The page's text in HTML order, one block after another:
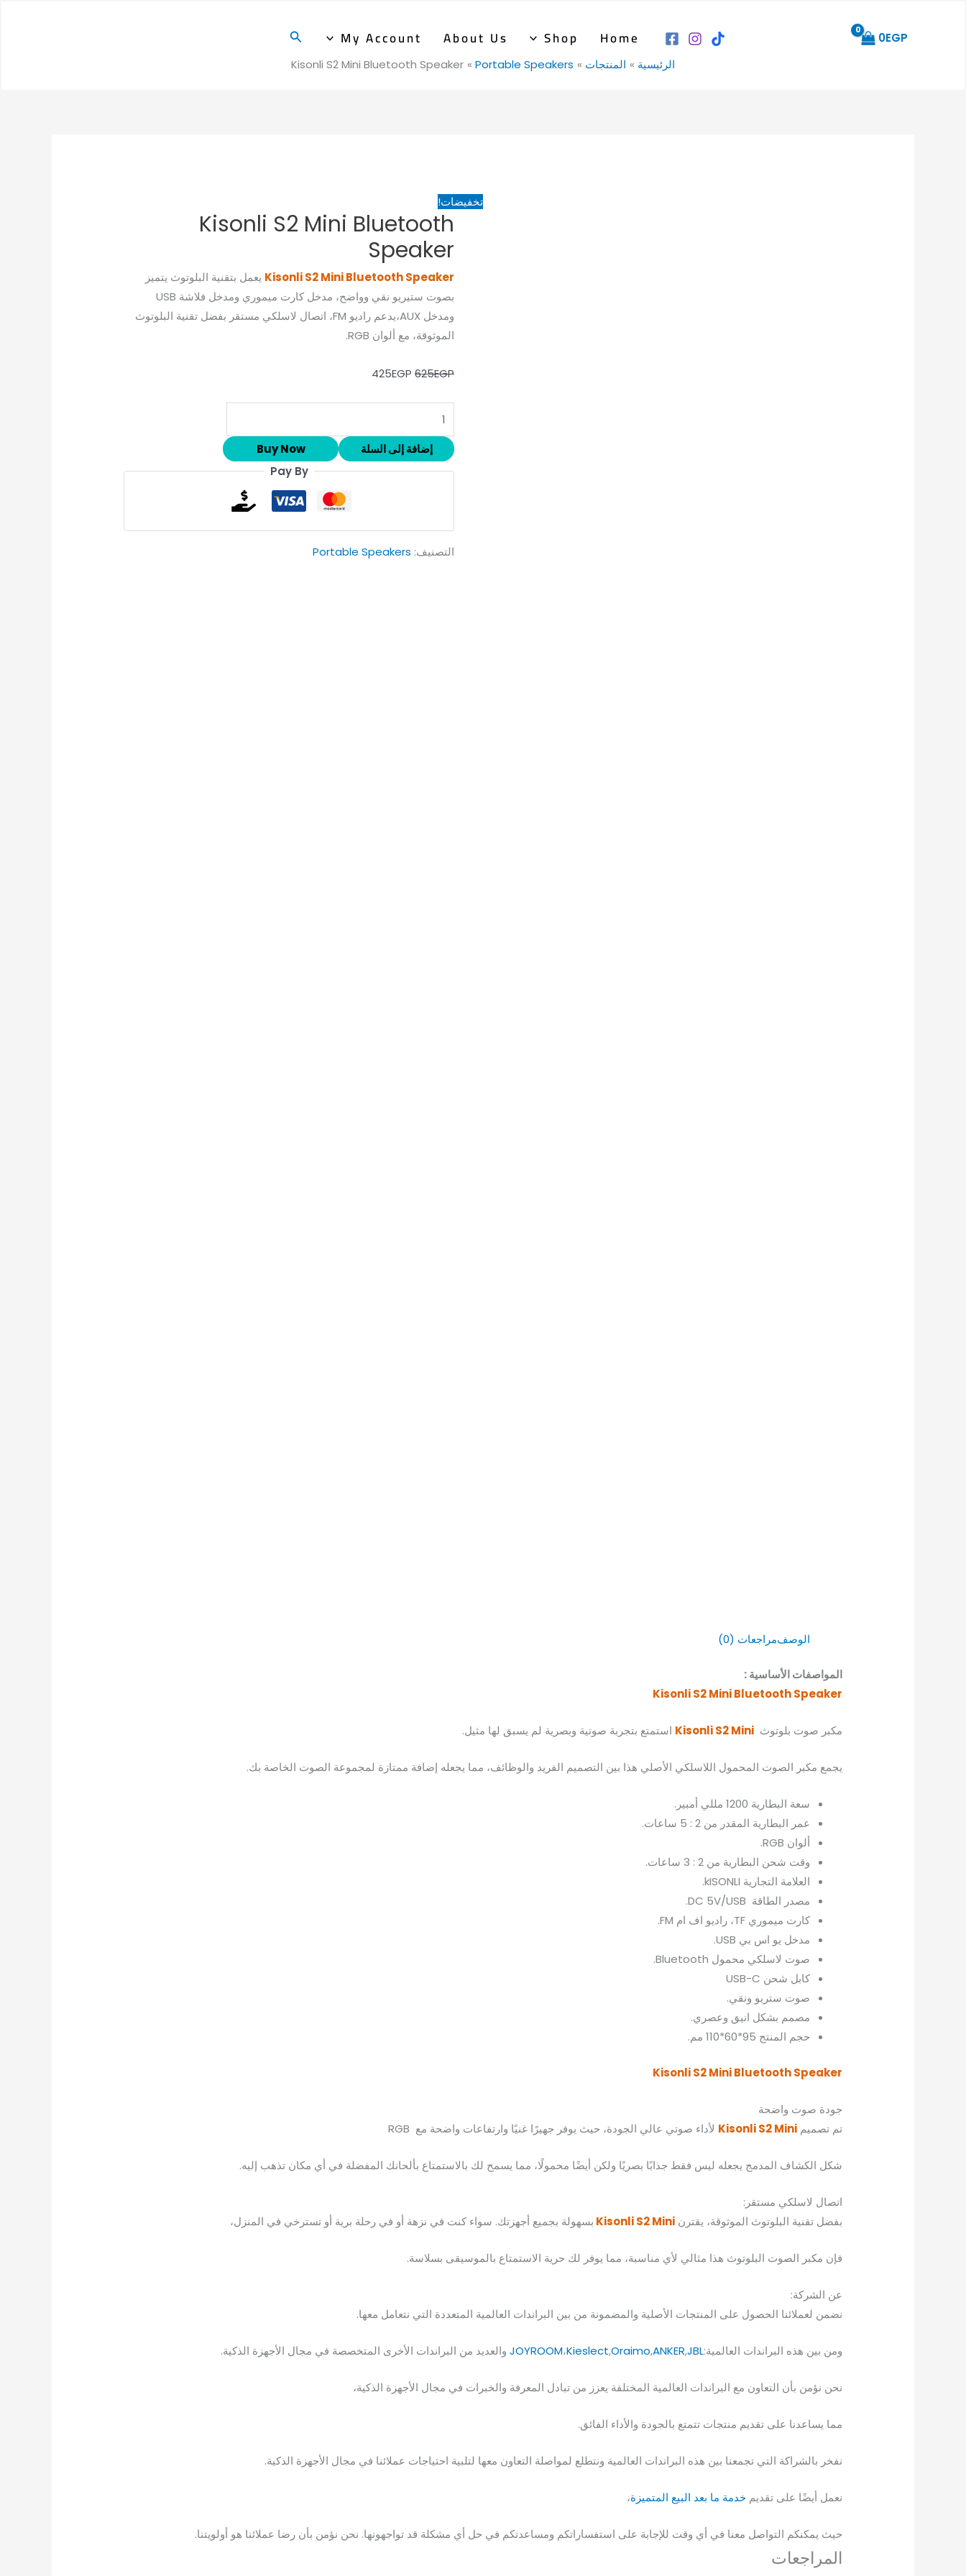
0EGP
Home
Shop
About Us
My Account البحث
الرئيسية المنتجات Portable Speakers
Kisonli S2 Mini Bluetooth Speaker
تخفيضات!
Kisonli S2 Mini Bluetooth
Speaker
Kisonli S2 Mini Bluetooth Speaker يعمل بتقنية البلوتوث يتميز
بصوت ستيريو نقي وواضح، مدخل كارت ميموري ومدخل فلاشة USB
ومدخل AUX،يدعم راديو FM، اتصال لاسلكي مستقر بفضل تقنية البلوتوث
الموثوقة، مع ألوان RGB.
625EGP
625EGP.
425EGP
425EGP.
Kisonli
Mini
إضافة إلى السلة
Buy Now
Pay By
التصنيف: Portable Speakers
الوصفمراجعات (0)
المواصفات الأساسية :
Kisonli S2 Mini Bluetooth Speaker
مكبر صوت بلوتوثKisonli S2 Mini استمتع بتجربة صوتية وبصرية لم يسبق لها مثيل.
يجمع مكبر الصوت المحمول اللاسلكي الأصلي هذا بين التصميم الفريد والوظائف، مما يجعله إضافة ممتازة لمجموعة الصوت الخاصة بك.
سعة البطارية 1200 مللي أمبير.
عمر البطارية المقدر من 2 : 5 ساعات.
ألوان RGB.
وقت شحن البطارية من 2 : 3 ساعات.
العلامة التجارية kISONLI.
مصدر الطاقة DC 5V/USB.
كارت ميموري TF، راديو اف ام FM.
مدخل يو اس بي USB.
صوت لاسلكي محمول Bluetooth.
كابل شحن USB-C
صوت ستريو ونقي.
مصمم بشكل انيق وعصري.
حجم المنتج 95*60*110 مم.
Kisonli S2 Mini Bluetooth Speaker
جودة صوت واضحة
تم تصميمKisonli S2 Mini لأداء صوتي عالي الجودة، حيث يوفر جهيرًا غنيًا وارتفاعات واضحة مع RGB
شكل الكشاف المدمج يجعله ليس فقط جذابًا بصريًا ولكن أيضًا محمولًا، مما يسمح لك بالاستمتاع بألحانك المفضلة في أي مكان تذهب إليه.
اتصال لاسلكي مستقر:
بفضل تقنية البلوتوث الموثوقة، يقترنKisonli S2 Mini بسهولة بجميع أجهزتك. سواء كنت في نزهة أو في رحلة برية أو تسترخي في المنزل،
فإن مكبر الصوت البلوتوث هذا مثالي لأي مناسبة، مما يوفر لك حرية الاستمتاع بالموسيقى بسلاسة.
عن الشركة:
نضمن لعملائنا الحصول على المنتجات الأصلية والمضمونة من بين البراندات العالمية المتعددة التي نتعامل معها.
ومن بين هذه البراندات العالمية: JOYROOM،Kieslect,Oraimo,ANKER,JBL والعديد من البراندات الأخرى المتخصصة في مجال الأجهزة الذكية.
نحن نؤمن بأن التعاون مع البراندات العالمية المختلفة يعزز من تبادل المعرفة والخبرات في مجال الأجهزة الذكية،
مما يساعدنا على تقديم منتجات تتمتع بالجودة والأداء الفائق.
نفخر بالشراكة التي تجمعنا بين هذه البراندات العالمية ونتطلع لمواصلة التعاون معها لتلبية احتياجات عملائنا في مجال الأجهزة الذكية.
نعمل أيضًا على تقديمخدمة ما بعد البيع المتميزة،
حيث يمكنكم التواصل معنا في أي وقت للإجابة على استفساراتكم ومساعدتكم في حل أي مشكلة قد تواجهونها. نحن نؤمن بأن رضا عملائنا هو أولويتنا.
المراجعات